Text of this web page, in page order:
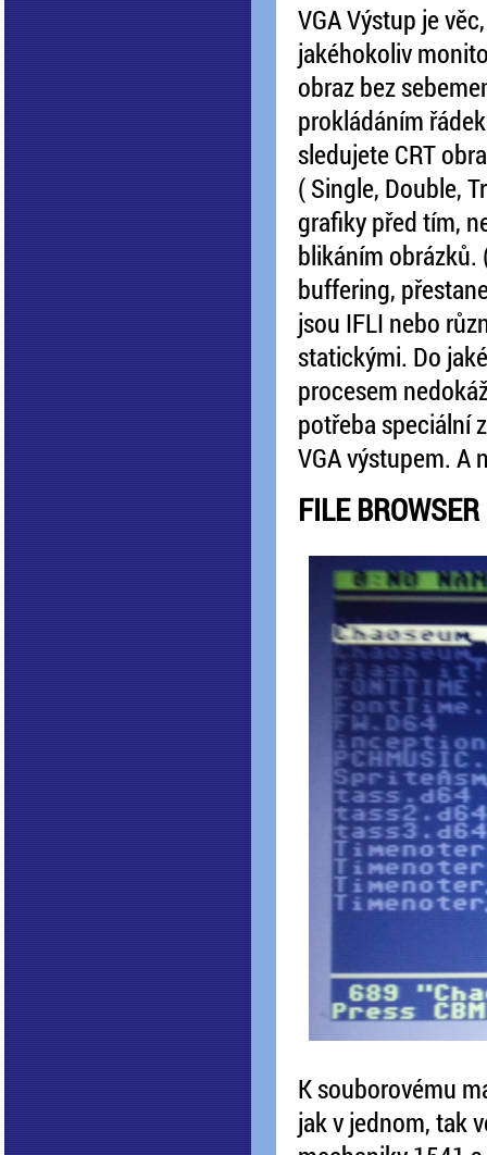
VGA Výstup je
jakéhokoliv
obraz bez
prokládáním
sledujete CRT
( Single, Double,
grafiky před tím,
blikáním obrázků.
buffering,
jsou IFLI nebo
statickými. Do
procesem
potřeba speciální
VGA výstupem. A
FILE BROWSER
K souborovému
jak v jednom, tak